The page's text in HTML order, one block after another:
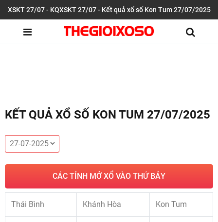
XSKT 27/07 - KQXSKT 27/07 - Kết quả xổ số Kon Tum 27/07/2025
KẾT QUẢ XỔ SỐ KON TUM 27/07/2025
CÁC TỈNH MỞ XỔ VÀO THỨ BẢY
Thái Bình Khánh Hòa Kon Tum